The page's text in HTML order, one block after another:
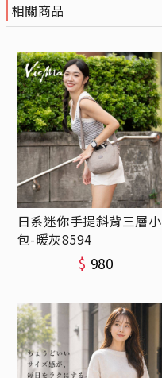
相關商品
日系迷你手提斜背三層小
包-暖灰8594
$ 980